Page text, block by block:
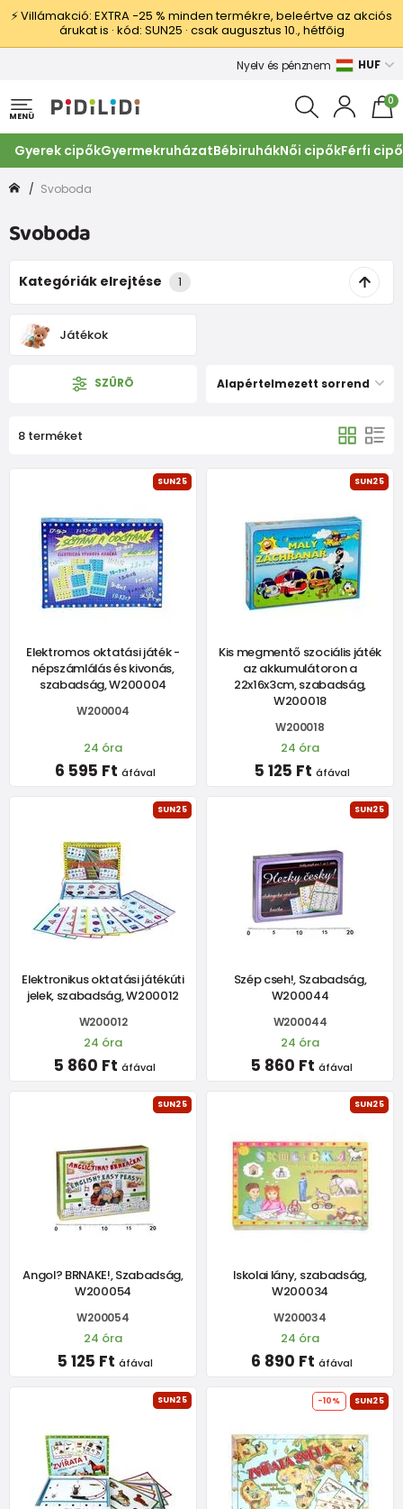
⚡ Villámakció: EXTRA −25 % minden termékre, beleértve az akciós
árukat is · kód: SUN25 · csak augusztus 10., hétfőig
Nyelv és pénznem HUF
MENÜ
0
Gyerek cipőkGyermekruházatBébiruhákNői cipőkFérfi
Svoboda
Svoboda
Kategóriák elrejtése 1
Játékok
SZÛRÕ Alapértelmezett sorrend
8 terméket
SUN25
Elektromos oktatási játék -
népszámlálás és kivonás,
szabadság, W200004
W200004
24 óra
6 595 Ft áfával
SUN25
Kis megmentő szociális játék
az akkumulátoron a
22x16x3cm, szabadság,
W200018
W200018
24 óra
5 125 Ft áfával
SUN25
Elektronikus oktatási játékúti
jelek, szabadság, W200012
W200012
24 óra
5 860 Ft áfával
SUN25
Szép cseh!, Szabadság,
W200044
W200044
24 óra
5 860 Ft áfával
SUN25
Angol? BRNAKE!, Szabadság,
W200054
W200054
24 óra
5 125 Ft áfával
SUN25
Iskolai lány, szabadság,
W200034
W200034
24 óra
6 890 Ft áfával
SUN25 -10% SUN25